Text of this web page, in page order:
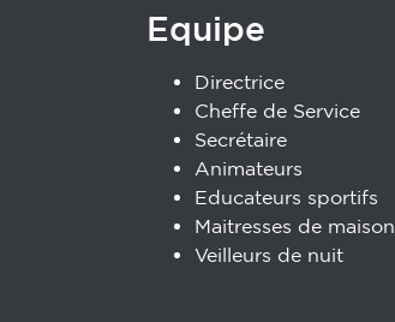
Equipe
Directrice
Cheffe de Service
Secrétaire
Animateurs
Educateurs sportifs
Maitresses de maison
Veilleurs de nuit